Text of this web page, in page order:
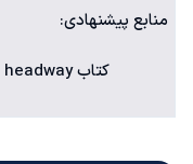
منابع پیشنهادی:
کتاب headway